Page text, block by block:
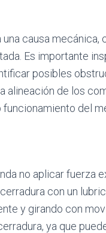
causa mecánica,
Es importante
posibles
alineación de los
del
no aplicar fuerza
con un
y girando con
ya que